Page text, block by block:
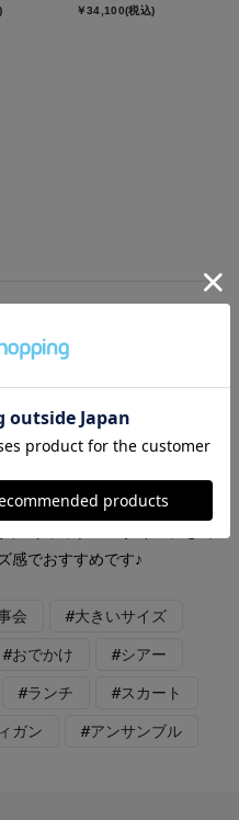
￥34,100(税込)
感が華やかなアンサンブルで
心地で今から活躍します。
感でおすすめです♪
会 #大きいサイズ
#おでかけ #シアー
#ランチ #スカート
ガン #アンサンブル